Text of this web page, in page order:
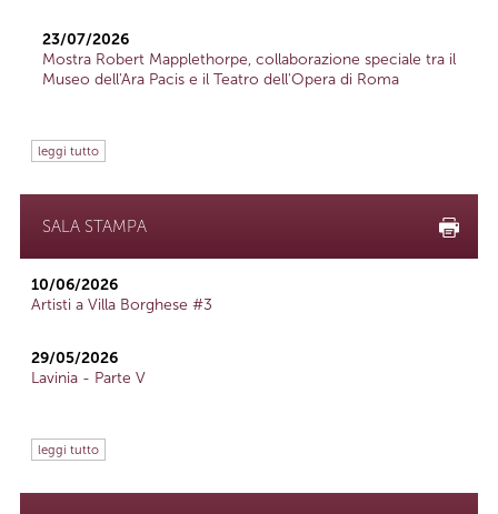
23/07/2026
Mostra Robert Mapplethorpe, collaborazione speciale tra il
Museo dell'Ara Pacis e il Teatro dell'Opera di Roma
leggi tutto
SALA STAMPA
10/06/2026
Artisti a Villa Borghese #3
29/05/2026
Lavinia - Parte V
leggi tutto